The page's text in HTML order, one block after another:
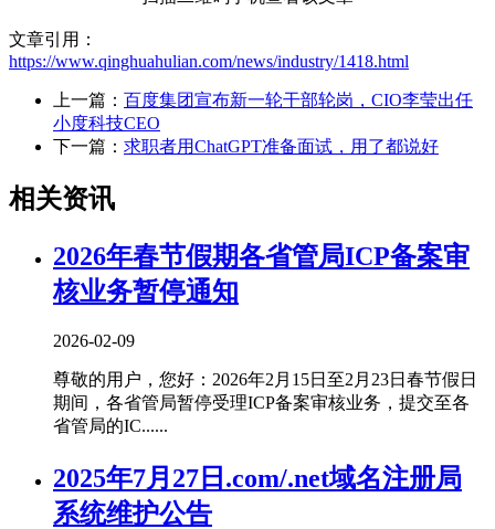
文章引用：
https://www.qinghuahulian.com/news/industry/1418.html
上一篇： 百度集团宣布新一轮干部轮岗，CIO李莹出任
小度科技CEO
下一篇： 求职者用ChatGPT准备面试，用了都说好
相关资讯
2026年春节假期各省管局ICP备案审
核业务暂停通知
2026-02-09
尊敬的用户，您好：2026年2月15日至2月23日春节假日
期间，各省管局暂停受理ICP备案审核业务，提交至各
省管局的IC......
2025年7月27日.com/.net域名注册局
系统维护公告